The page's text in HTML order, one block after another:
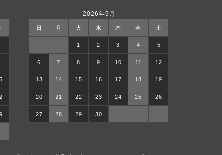
2026年9月
日 月 火 水 木 金 土
1 2 3 4 5
6 7 8 9 10 11 12
13 14 15 16 17 18 19
20 21 22 23 24 25 26
27 28 29 30